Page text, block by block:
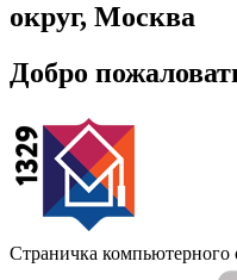
округ, Москва
Добро
Страничка